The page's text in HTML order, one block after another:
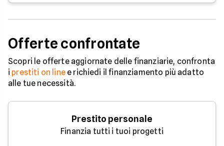
Offerte confrontate
Scopri le offerte aggiornate delle finanziarie, confronta
i prestiti on linee richiedi il finanziamento più adatto
alle tue necessità.
Prestito personale
Finanzia tutti i tuoi progetti